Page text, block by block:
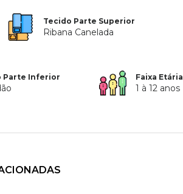
Tecido Parte Superior
Ribana Canelada
Parte Inferior Faixa Etária
1 à 12 anos